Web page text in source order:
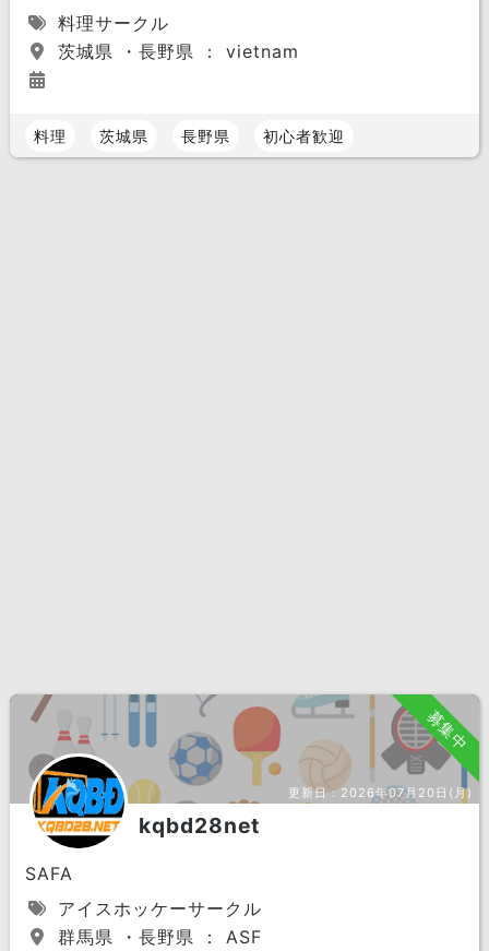
料理サークル
茨城県 ・長野県 ： vietnam
料理 茨城県 長野県 初心者歓迎
募集中
更新日：2026年07月20日(月)
kqbd28net
SAFA
アイスホッケーサークル
群馬県 ・長野県 ： ASF